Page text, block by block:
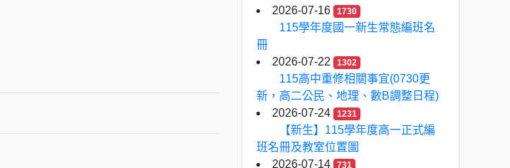
2026-07-16 1730
115學年度國一新生常態編班名
冊
2026-07-22
1302
115高中重修相關事宜(0730更
新，高二公民、地理、數B調整日程)
2026-07-24
1231
【新生】115學年度高一正式編
班名冊及教室位置圖
2026-07-14
731